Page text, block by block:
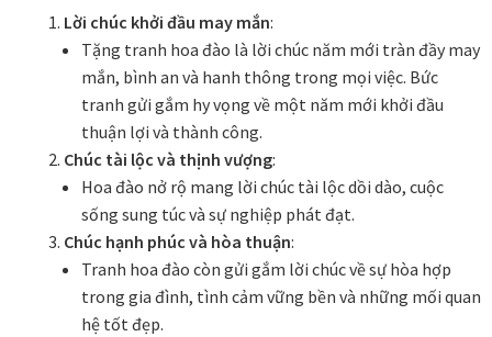
Test home page 260225
Thanh toán
Thông tin chung & hỗ trợ
Tối ưu chất lượng hình ảnh
Trang mẫu
Lời chúc khởi đầu may mắn:
Tặng tranh hoa đào là lời chúc năm mới tràn đầy may
mắn, bình an và hanh thông trong mọi việc. Bức
tranh gửi gắm hy vọng về một năm mới khởi đầu
thuận lợi và thành công.
Chúc tài lộc và thịnh vượng:
Hoa đào nở rộ mang lời chúc tài lộc dồi dào, cuộc
sống sung túc và sự nghiệp phát đạt.
Chúc hạnh phúc và hòa thuận:
Tranh hoa đào còn gửi gắm lời chúc về sự hòa hợp
trong gia đình, tình cảm vững bền và những mối quan
hệ tốt đẹp.